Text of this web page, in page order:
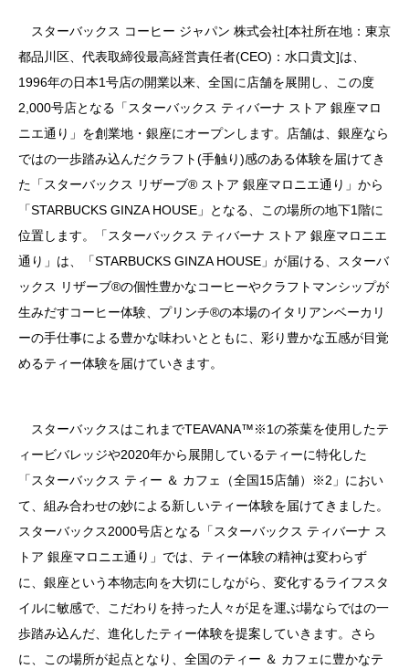
スターバックス コーヒー ジャパン 株式会社[本社所在地：東京
都品川区、代表取締役最高経営責任者(CEO)：水口貴文]は、
1996年の日本1号店の開業以来、全国に店舗を展開し、この度
2,000号店となる「スターバックス ティバーナ ストア 銀座マロ
ニエ通り」を創業地・銀座にオープンします。店舗は、銀座なら
ではの一歩踏み込んだクラフト(手触り)感のある体験を届けてき
た「スターバックス リザーブ® ストア 銀座マロニエ通り」から
「STARBUCKS GINZA HOUSE」となる、この場所の地下1階に
位置します。「スターバックス ティバーナ ストア 銀座マロニエ
通り」は、「STARBUCKS GINZA HOUSE」が届ける、スターバ
ックス リザーブ®の個性豊かなコーヒーやクラフトマンシップが
生みだすコーヒー体験、プリンチ®の本場のイタリアンベーカリ
ーの手仕事による豊かな味わいとともに、彩り豊かな五感が目覚
めるティー体験を届けていきます。
スターバックスはこれまでTEAVANA™※1の茶葉を使用したテ
ィービバレッジや2020年から展開しているティーに特化した
「スターバックス ティー ＆ カフェ（全国15店舗）※2」におい
て、組み合わせの妙による新しいティー体験を届けてきました。
スターバックス2000号店となる「スターバックス ティバーナ ス
トア 銀座マロニエ通り」では、ティー体験の精神は変わらず
に、銀座という本物志向を大切にしながら、変化するライフスタ
イルに敏感で、こだわりを持った人々が足を運ぶ場ならではの一
歩踏み込んだ、進化したティー体験を提案していきます。さら
に、この場所が起点となり、全国のティー ＆ カフェに豊かなテ